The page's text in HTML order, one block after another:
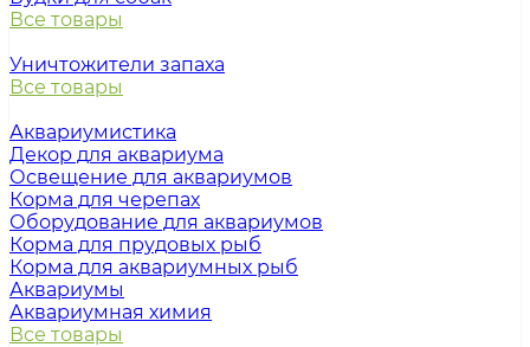
Все товары
Уничтожители запаха
Все товары
Аквариумистика
Декор для аквариума
Освещение для аквариумов
Корма для черепах
Оборудование для аквариумов
Корма для прудовых рыб
Корма для аквариумных рыб
Аквариумы
Аквариумная химия
Все товары